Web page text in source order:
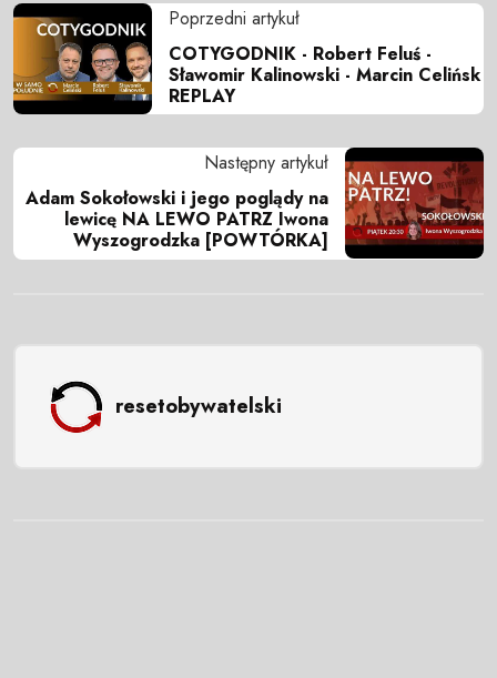
Poprzedni artykuł
COTYGODNIK - Robert Feluś -
Sławomir Kalinowski - Marcin Celińsk
REPLAY
Następny artykuł
Adam Sokołowski i jego poglądy na
lewicę NA LEWO PATRZ Iwona
Wyszogrodzka [POWTÓRKA]
resetobywatelski